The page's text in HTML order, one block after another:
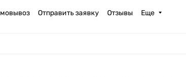
Отправить заявку Отзывы Еще